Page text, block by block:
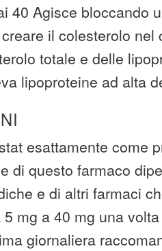
40 Agisce bloccando
il colesterolo nel
totale e delle
lipoproteine ​​ad alta
esattamente come
di questo farmaco
e di altri farmaci
mg a 40 mg una
giornaliera